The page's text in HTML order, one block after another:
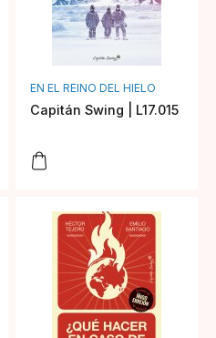
EN EL REINO DEL HIELO
Capitán Swing | L17.015